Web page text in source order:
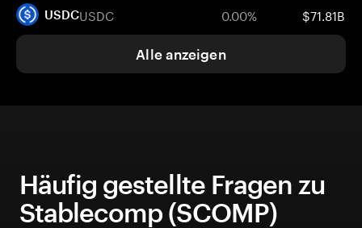
USDCUSDC 0.00% $71.81B
Alle anzeigen
Häufig gestellte Fragen zu
Stablecomp (SCOMP)